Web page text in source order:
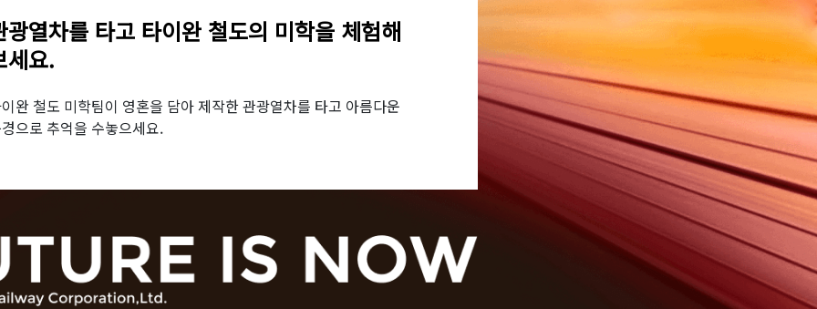
광열차를 타고 타이완 철도의 미학을 체험해
세요.
완 철도 미학팀이 영혼을 담아 제작한 관광열차를 타고 아름다운
으로 추억을 수놓으세요.